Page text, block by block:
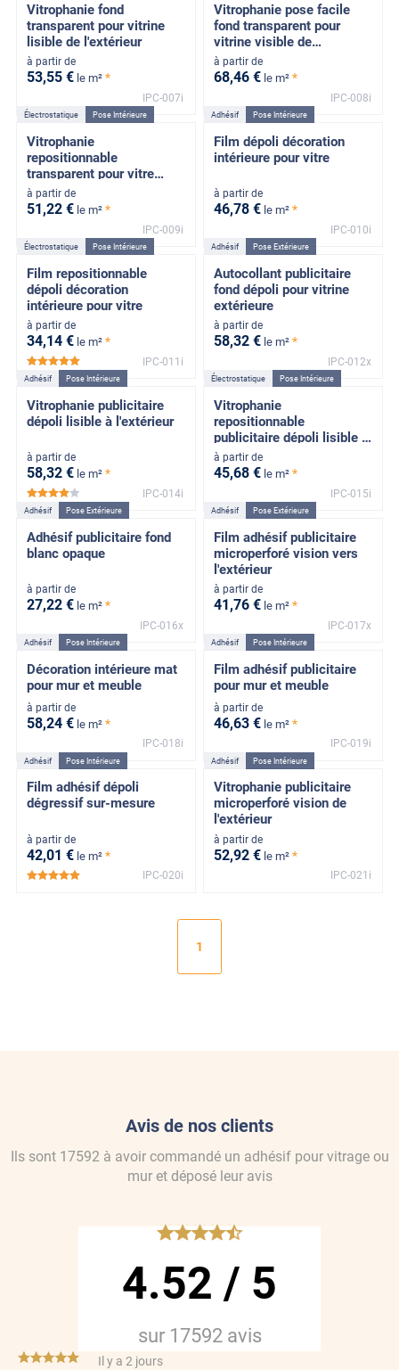
Vitrophanie fond
transparent pour vitrine
lisible de l'extérieur
à partir de
53,55 € le m² *
IPC-007i
Vitrophanie pose facile
fond transparent pour
vitrine visible de
l'extérieur
à partir de
68,46 € le m² *
IPC-008i
Électrostatique Pose Intérieure
Vitrophanie
repositionnable
transparent pour vitre
lisible de l'extérieur
à partir de
51,22 € le m² *
IPC-009i
Adhésif Pose Intérieure
Film dépoli décoration
intérieure pour vitre
à partir de
46,78 € le m² *
IPC-010i
Électrostatique Pose Intérieure
Film repositionnable
dépoli décoration
intérieure pour vitre
à partir de
34,14 € le m² *
*****
IPC-011i
Adhésif Pose Extérieure
Autocollant publicitaire
fond dépoli pour vitrine
extérieure
à partir de
58,32 € le m² *
IPC-012x
Adhésif Pose Intérieure
Vitrophanie publicitaire
dépoli lisible à l'extérieur
à partir de
58,32 € le m² *
*****
IPC-014i
Électrostatique Pose Intérieure
Vitrophanie
repositionnable
publicitaire dépoli lisible à
l'extérieur
à partir de
45,68 € le m² *
IPC-015i
Adhésif Pose Extérieure
Adhésif publicitaire fond
blanc opaque
à partir de
27,22 € le m² *
IPC-016x
Adhésif Pose Extérieure
Film adhésif publicitaire
microperforé vision vers
l'extérieur
à partir de
41,76 € le m² *
IPC-017x
Adhésif Pose Intérieure
Décoration intérieure mat
pour mur et meuble
à partir de
58,24 € le m² *
IPC-018i
Adhésif Pose Intérieure
Film adhésif publicitaire
pour mur et meuble
à partir de
46,63 € le m² *
IPC-019i
Adhésif Pose Intérieure
Film adhésif dépoli
dégressif sur-mesure
à partir de
42,01 € le m² *
*****
IPC-020i
Adhésif Pose Intérieure
Vitrophanie publicitaire
microperforé vision de
l'extérieur
à partir de
52,92 € le m² *
IPC-021i
1
Avis de nos clients
Ils sont 17592à avoir commandé un adhésif pour vitrage ou
muret déposé leur avis
*****
4.52 / 5
sur 17592avis
*****Il y a 2 jours